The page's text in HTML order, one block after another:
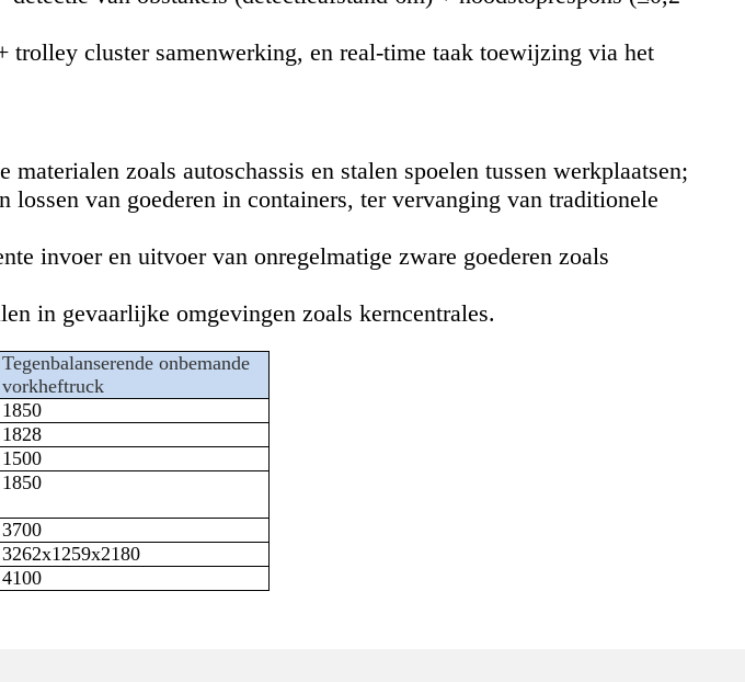
trolley cluster samenwerking, en real-time taak toewijzing via het
zoals autoschassis en stalen spoelen tussen werkplaatsen;
lossen van goederen in containers, ter vervanging van traditionele
invoer en uitvoer van onregelmatige zware goederen zoals
in gevaarlijke omgevingen zoals kerncentrales.
Tegenbalanserende onbemande
vorkheftruck
1850
1828
1500
1850
3700
3262x1259x2180
4100